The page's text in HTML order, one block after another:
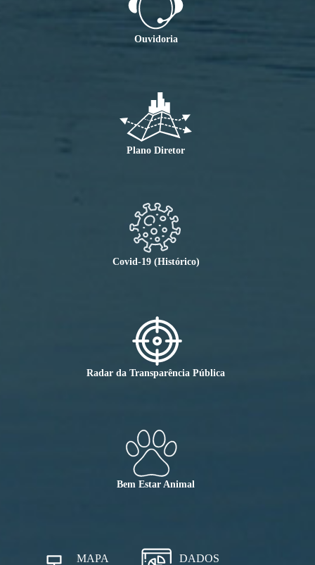
Ouvidoria
Plano Diretor
Covid-19 (Histórico)
Radar da Transparência Pública
Bem Estar Animal
MAPA DADOS